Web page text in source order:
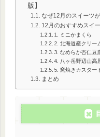
版】
なぜ12月のスイーツ
12月のおすすめスイ
1. ミニかまくら
2. 北海道産クリー
3. なめらか杏仁豆
4. 八ヶ岳野辺山高
5. 窯焼きカスター
まとめ